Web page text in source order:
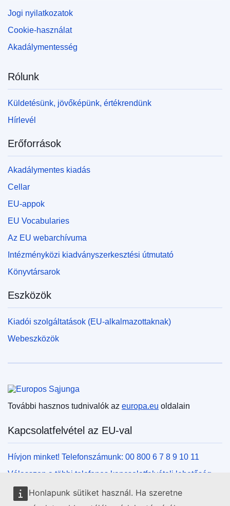
Honlapunk sütiket használ. Ha szeretne
Jogi nyilatkozatok
Cookie-használat
Akadálymentesség
Rólunk
Küldetésünk, jövőképünk, értékrendünk
Hírlevél
Erőforrások
Akadálymentes kiadás
Cellar
EU-appok
EU Vocabularies
Az EU webarchívuma
Intézményközi kiadványszerkesztési útmutató
Könyvtársarok
Eszközök
Kiadói szolgáltatások (EU-alkalmazottaknak)
Webeszközök
További hasznos tudnivalók az europa.eu oldalain
Kapcsolatfelvétel az EU-val
Hívjon minket! Telefonszámunk: 00 800 6 7 8 9 10 11
Válasszon a többi telefonos kapcsolatfelvételi lehetőség
közül!
Írjon nekünk kapcsolatfelvételi űrlapunk kitöltésével!